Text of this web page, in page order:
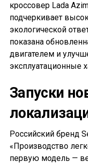
кроссовер Lada
подчеркивает
экологической
показана
двигателем и
эксплуатационные
Запуски
Российский бренд
«Производство
первую модель —